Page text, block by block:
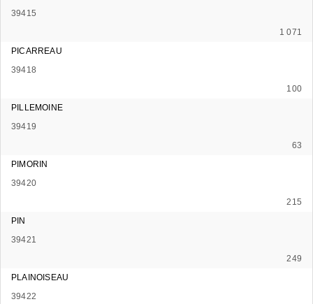
39415
1 071
PICARREAU
39418
100
PILLEMOINE
39419
63
PIMORIN
39420
215
PIN
39421
249
PLAINOISEAU
39422